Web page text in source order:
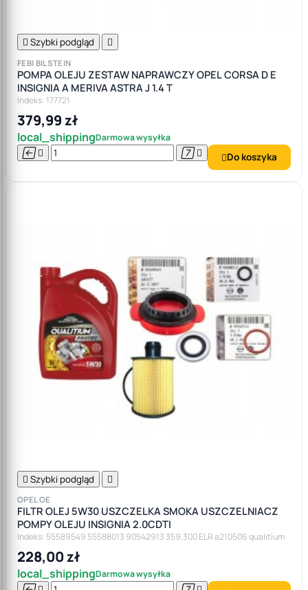
 Szybki podgląd 
FEBI BILSTEIN
POMPA OLEJU ZESTAW NAPRAWCZY OPEL CORSA D E
INSIGNIA A MERIVA ASTRA J 1.4 T
Indeks: 177721
379,99 zł
local_shippingDarmowa wysyłka
    Do koszyka
 Szybki podgląd 
OPEL OE
FILTR OLEJ 5W30 USZCZELKA SMOKA USZCZELNIACZ
POMPY OLEJU INSIGNIA 2.0CDTI
Indeks: 55589549 55588013 90542913 359.300 ELR a210506 qualitium
228,00 zł
local_shippingDarmowa wysyłka